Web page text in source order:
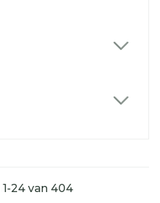
1-24van 404